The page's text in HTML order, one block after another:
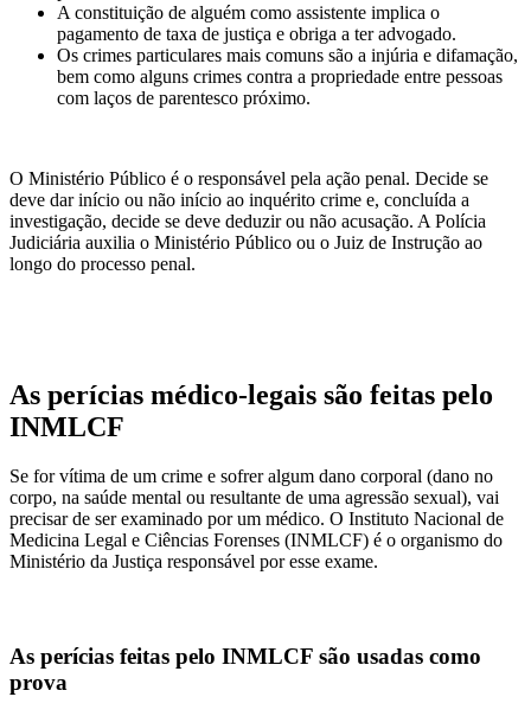
A constituição de alguém como assistente implica o
pagamento de taxa de justiça e obriga a ter advogado.
Os crimes particulares mais comuns são a injúria e difamação,
bem como alguns crimes contra a propriedade entre pessoas
com laços de parentesco próximo.
O Ministério Público é o responsável pela ação penal. Decide se
deve dar início ou não início ao inquérito crime e, concluída a
investigação, decide se deve deduzir ou não acusação. A Polícia
Judiciária auxilia o Ministério Público ou o Juiz de Instrução ao
longo do processo penal.
As perícias médico-legais são feitas pelo
INMLCF
Se for vítima de um crime e sofrer algum dano corporal (dano no
corpo, na saúde mental ou resultante de uma agressão sexual), vai
precisar de ser examinado por um médico. O Instituto Nacional de
Medicina Legal e Ciências Forenses (INMLCF) é o organismo do
Ministério da Justiça responsável por esse exame.
As perícias feitas pelo INMLCF são usadas como
prova